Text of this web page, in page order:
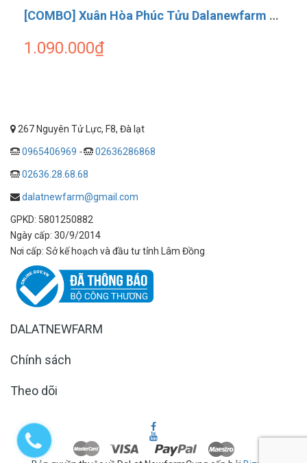
[COMBO] Xuân Hòa Phúc Tửu Dalanewfarm ( 1 Rượu Thuyền 500ml + 1 ĐTHT Size 3 10g + 1 Mật ong ĐTHT 180ml )
1.090.000₫
267 Nguyên Tử Lực, F8, Đà lạt
0965406969 - 02636286868
02636.28.68.68
dalatnewfarm@gmail.com
GPKD: 5801250882
Ngày cấp: 30/9/2014
Nơi cấp: Sở kế hoạch và đầu tư tỉnh Lâm Đồng
DALATNEWFARM
Chính sách
Theo dõi